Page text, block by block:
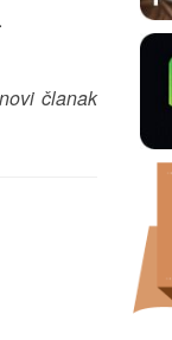
članak